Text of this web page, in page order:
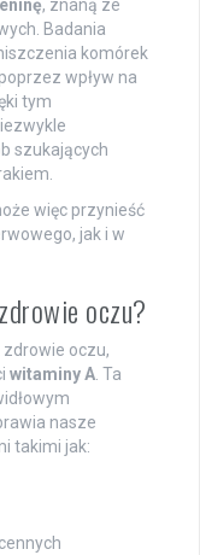
, znaną ze
Badania
komórek
wpływ na
tym
szukających
więc przynieść
jak i w
oczu?
oczu,
witaminy A . Ta
nasze
takimi jak: